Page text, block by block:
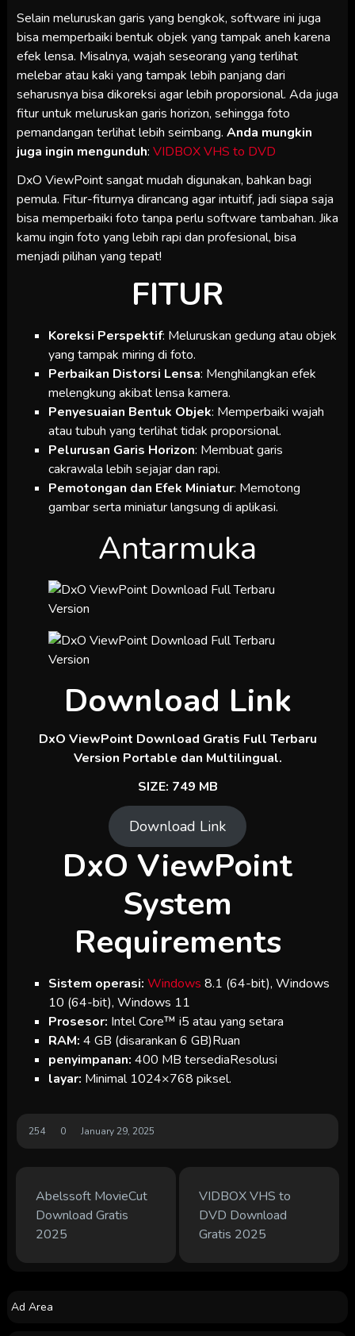
Selain meluruskan garis yang bengkok, software ini juga
bisa memperbaiki bentuk objek yang tampak aneh karena
efek lensa. Misalnya, wajah seseorang yang terlihat
melebar atau kaki yang tampak lebih panjang dari
seharusnya bisa dikoreksi agar lebih proporsional. Ada juga
fitur untuk meluruskan garis horizon, sehingga foto
pemandangan terlihat lebih seimbang. Anda mungkin
juga ingin mengunduh: VIDBOX VHS to DVD
DxO ViewPoint sangat mudah digunakan, bahkan bagi
pemula. Fitur-fiturnya dirancang agar intuitif, jadi siapa saja
bisa memperbaiki foto tanpa perlu software tambahan. Jika
kamu ingin foto yang lebih rapi dan profesional, bisa
menjadi pilihan yang tepat!
FITUR
Koreksi Perspektif: Meluruskan gedung atau objek
yang tampak miring di foto.
Perbaikan Distorsi Lensa: Menghilangkan efek
melengkung akibat lensa kamera.
Penyesuaian Bentuk Objek: Memperbaiki wajah
atau tubuh yang terlihat tidak proporsional.
Pelurusan Garis Horizon: Membuat garis
cakrawala lebih sejajar dan rapi.
Pemotongan dan Efek Miniatur: Memotong
gambar serta miniatur langsung di aplikasi.
Antarmuka
Download Link
DxO ViewPoint Download Gratis Full Terbaru
Version Portable dan Multilingual.
SIZE: 749 MB
Download Link
DxO ViewPoint
System
Requirements
Sistem operasi: Windows 8.1 (64-bit), Windows
10 (64-bit), Windows 11
Prosesor: Intel Core™ i5 atau yang setara
RAM: 4 GB (disarankan 6 GB)Ruan
penyimpanan: 400 MB tersediaResolusi
layar: Minimal 1024×768 piksel.
254 0 January 29, 2025
Abelssoft MovieCut
Download Gratis
2025
VIDBOX VHS to
DVD Download
Gratis 2025
Ad Area